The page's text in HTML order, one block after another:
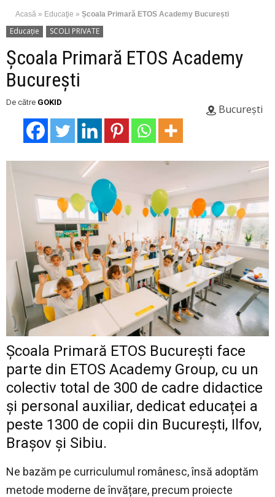
Acasă » Educaţie » Școala Primară ETOS Academy București
Educaţie SCOLI PRIVATE
Școala Primară ETOS Academy
București
București
De către GOKID
Școala Primară ETOS București face
parte din ETOS Academy Group, cu un
colectiv total de 300 de cadre didactice
și personal auxiliar, dedicat educaței a
peste 1300 de copii din București, Ilfov,
Brașov și Sibiu.
Ne bazăm pe curriculumul românesc, însă adoptăm
metode moderne de învățare, precum proiecte